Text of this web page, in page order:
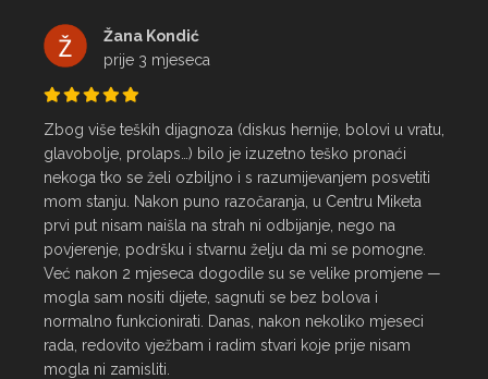
Žana Kondić
prije 3 mjeseca
Zbog više teških dijagnoza (diskus hernije, bolovi u vratu,
glavobolje, prolaps…) bilo je izuzetno teško pronaći
nekoga tko se želi ozbiljno i s razumijevanjem posvetiti
mom stanju. Nakon puno razočaranja, u Centru Miketa
prvi put nisam naišla na strah ni odbijanje, nego na
povjerenje, podršku i stvarnu želju da mi se pomogne.
Već nakon 2 mjeseca dogodile su se velike promjene —
mogla sam nositi dijete, sagnuti se bez bolova i
normalno funkcionirati. Danas, nakon nekoliko mjeseci
rada, redovito vježbam i radim stvari koje prije nisam
mogla ni zamisliti.